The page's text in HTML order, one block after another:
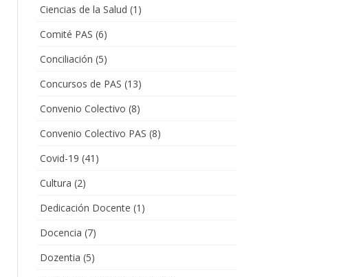
Ciencias de la Salud (1)
Comité PAS (6)
Conciliación (5)
Concursos de PAS (13)
Convenio Colectivo (8)
Convenio Colectivo PAS (8)
Covid-19 (41)
Cultura (2)
Dedicación Docente (1)
Docencia (7)
Dozentia (5)